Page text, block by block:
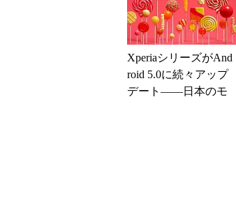
XperiaシリーズがAnd
roid 5.0に続々アップ
デート――日本のモ